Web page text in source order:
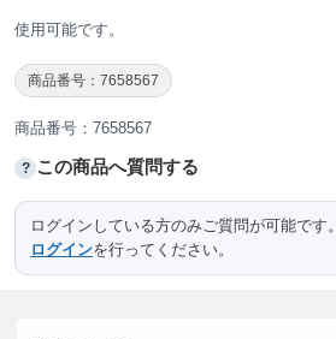
使用可能です。
商品番号：7658567
商品番号：7658567
? この商品へ質問する
ログインしている方のみご質問が可能です。
ログインを行ってください。